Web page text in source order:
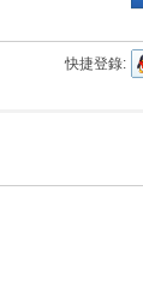
快捷登錄: